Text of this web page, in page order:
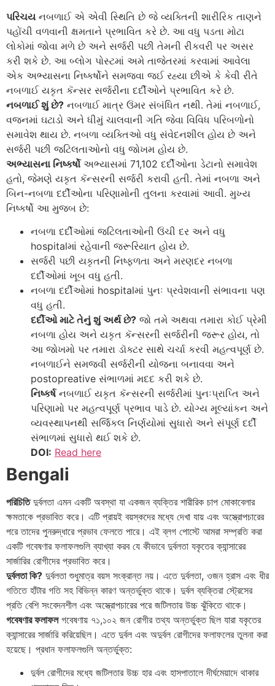
પરિચય નબળાઈ એ એવી સ્થિતિ છે જે વ્યક્તિની શારીરિક તાણને
પહોંચી વળવાની ક્ષમતાને પ્રભાવિત કરે છે. આ વધુ પડતા મોટા
લોકોમાં જોવા મળે છે અને સર્જરી પછી તેમની રીકવરી પર અસર
કરી શકે છે. આ બ્લોગ પોસ્ટમાં અમે તાજેતરમાં કરવામાં આવેલા
એક અભ્યાસના નિષ્કર્ષોને સમજવા જઈ રહ્યા છીએ કે કેવી રીતે
નબળાઈ યકૃત કૅન્સર સર્જરીના દર્દીઓને પ્રભાવિત કરે છે.
નબળાઈ શું છે? નબળાઈ માત્ર ઉંમર સંબંધિત નથી. તેમાં નબળાઈ,
વજનમાં ઘટાડો અને ધીમું ચાલવાની ગતિ જેવા વિવિધ પરિબળોનો
સમાવેશ થાય છે. નબળા વ્યક્તિઓ વધુ સંવેદનશીલ હોય છે અને
સર્જરી પછી જટિલતાઓનો વધુ જોખમ હોય છે.
અભ્યાસના નિષ્કર્ષોઅભ્યાસમાં 71,102 દર્દીઓના ડેટાનો સમાવેશ
હતો, જેમણે યકૃત કૅન્સરની સર્જરી કરાવી હતી. તેમાં નબળા અને
બિન-નબળા દર્દીઓના પરિણામોની તુલના કરવામાં આવી. મુખ્ય
નિષ્કર્ષો આ મુજબ છે:
નબળા દર્દીઓમાં જટિલતાઓની ઉંચી દર અને વધુ
hospitalમાં રહેવાની જરૂરિયાત હોય છે.
સર્જરી પછી યકૃતની નિષ્ફળતા અને મરણદર નબળા
દર્દીઓમાં ખૂબ વધુ હતી.
નબળા દર્દીઓમાં hospitalમાં પુનઃ પ્રવેશવાની સંભાવના પણ
વધુ હતી.
દર્દીઓ માટે તેનું શું અર્થ છે? જો તમે અથવા તમારા કોઈ પ્રેમી
નબળા હોય અને યકૃત કૅન્સરની સર્જરીની જરૂર હોય, તો
આ જોખમો પર તમારા ડૉક્ટર સાથે ચર્ચા કરવી મહત્વપૂર્ણ છે.
નબળાઈને સમજવી સર્જરીની યોજના બનાવવા અને
postopreative સંભાળમાં મદદ કરી શકે છે.
નિષ્કર્ષનબળાઈ યકૃત કૅન્સરની સર્જરીમાં પુનઃપ્રાપ્તિ અને
પરિણામો પર મહત્વપૂર્ણ પ્રભાવ પાડે છે. યોગ્ય મૂલ્યાંકન અને
વ્યવસ્થાપનથી સર્જિકલ નિર્ણયોમાં સુધારો અને સંપૂર્ણ દર્દી
સંભાળમાં સુધારો થઈ શકે છે.
DOI: Read here
Bengali
পরিচিতিদুর্বলতা এমন একটি অবস্থা যা একজন ব্যক্তির শারীরিক চাপ মোকাবেলার
ক্ষমতাকে প্রভাবিত করে। এটি প্রায়ই বয়স্কদের মধ্যে দেখা যায় এবং অস্ত্রোপচারের
পরে তাদের পুনরুদ্ধারে প্রভাব ফেলতে পারে। এই ব্লগ পোস্টে আমরা সম্প্রতি করা
একটি গবেষণার ফলাফলগুলি ব্যাখ্যা করব যে কীভাবে দুর্বলতা যকৃতের ক্যান্সারের
সার্জারির রোগীদের প্রভাবিত করে।
দুর্বলতা কি? দুর্বলতা শুধুমাত্র বয়স সংক্রান্ত নয়। এতে দুর্বলতা, ওজন হ্রাস এবং ধীর
গতিতে হাঁটার গতি সহ বিভিন্ন কারণ অন্তর্ভুক্ত থাকে। দুর্বল ব্যক্তিরা স্ট্রেসের
প্রতি বেশি সংবেদনশীল এবং অস্ত্রোপচারের পরে জটিলতার উচ্চ ঝুঁকিতে থাকে।
গবেষণার ফলাফলগবেষণায় ৭১,১০২ জন রোগীর তথ্য অন্তর্ভুক্ত ছিল যারা যকৃতের
ক্যান্সারের সার্জারি করিয়েছিল। এতে দুর্বল এবং অদুর্বল রোগীদের ফলাফলের তুলনা করা
হয়েছে। প্রধান ফলাফলগুলি অন্তর্ভুক্ত:
দুর্বল রোগীদের মধ্যে জটিলতার উচ্চ হার এবং হাসপাতালে দীর্ঘমেয়াদে থাকার